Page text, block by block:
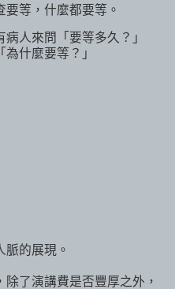
等，什麼都要等。
人來問「要等多久？」
為什麼要等？」
脈的展現。
了演講費是否豐厚之外，